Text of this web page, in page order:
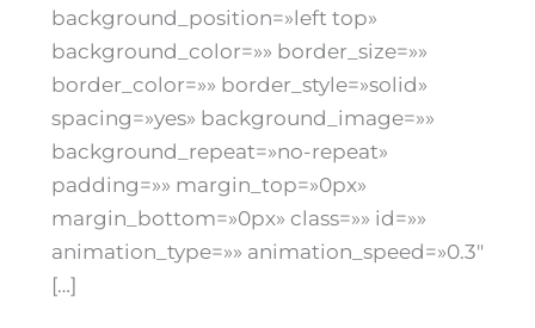
background_position=»left top»
background_color=»» border_size=»»
border_color=»» border_style=»solid»
spacing=»yes» background_image=»»
background_repeat=»no-repeat»
padding=»» margin_top=»0px»
margin_bottom=»0px» class=»» id=»»
animation_type=»» animation_speed=»0.3″
[…]